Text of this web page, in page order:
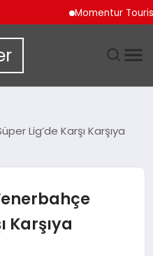
Momentur Tourism &
Lig’de Karşı Karşıya
Karşıya